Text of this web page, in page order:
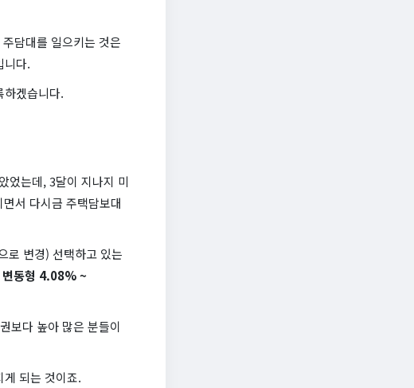
담대를 일으키는 것은
니다.
하겠습니다.
었는데, 3달이 지나지 미
서 다시금 주택담보대
로 변경) 선택하고 있는
변동형 4.08% ~
보다 높아 많은 분들이
되는 것이죠.